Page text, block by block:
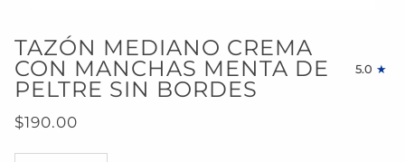
TAZÓN MEDIANO CREMA
CON MANCHAS MENTA DE
PELTRE SIN BORDES
5.0
$190.00